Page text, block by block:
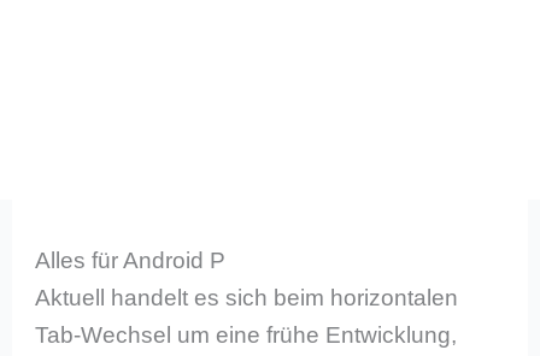
Alles für Android P
Aktuell handelt es sich beim horizontalen
Tab-Wechsel um eine frühe Entwicklung,